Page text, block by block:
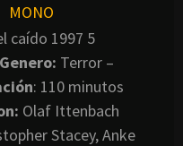
MONO
Genero: Terror –
: 110 minutos
Olaf Ittenbach
Stacey, Anke